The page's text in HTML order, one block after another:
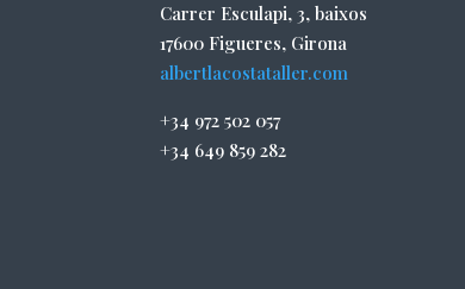
Carrer Esculapi, 3, baixos
17600 Figueres, Girona
albertlacostataller.com
+34 972 502 057
+34 649 859 282